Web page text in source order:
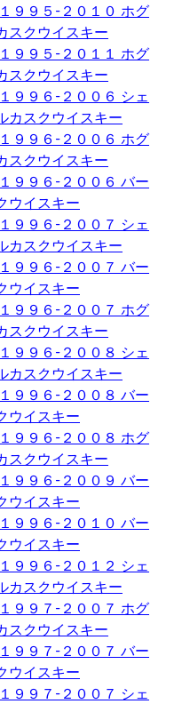
９９５-２０１０ ホグ
スクウイスキー
９９５-２０１１ ホグ
スクウイスキー
９９６-２００６ シェ
カスクウイスキー
９９６-２００６ ホグ
スクウイスキー
９９６-２００６ バー
ウイスキー
９９６-２００７ シェ
カスクウイスキー
９９６-２００７ バー
ウイスキー
９９６-２００７ ホグ
スクウイスキー
９９６-２００８ シェ
カスクウイスキー
９９６-２００８ バー
ウイスキー
９９６-２００８ ホグ
スクウイスキー
９９６-２００９ バー
ウイスキー
９９６-２０１０ バー
ウイスキー
９９６-２０１２ シェ
カスクウイスキー
９９７-２００７ ホグ
スクウイスキー
９９７-２００７ バー
ウイスキー
９９７-２００７ シェ